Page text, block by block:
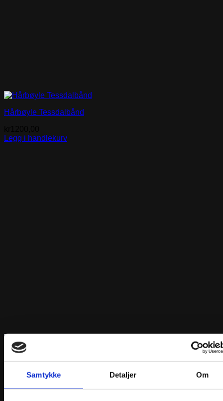
Samtykke Detaljer Om
Hårbøyle Tessdalbånd
Legg i handlekurv
Bunadshårklype Emma
449,00
Legg i handlekurv